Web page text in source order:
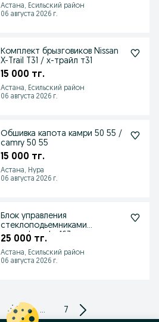
Астана, Есильский район
06 августа 2026 г.
Комплект брызговиков Nissan
X-Trail T31 / х-трайл т31
15 000 тг.
Астана, Есильский район
06 августа 2026 г.
Обшивка капота камри 50 55 /
camry 50 55
15 000 тг.
Астана, Нура
06 августа 2026 г.
Блок управления
стеклоподьемниками
mercedes ml w163 мерседес
25 000 тг.
Астана, Есильский район
06 августа 2026 г.
3 ... 7